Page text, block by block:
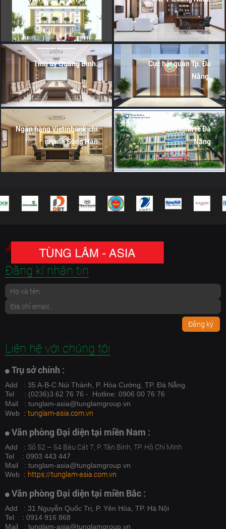
Tỉnh ủy Quảng Bình.
Cục hải quan Tp. Đà
Nẵng.
Ngân hàng Vietinbank chi
nhánh Sông Hàn
Trường ĐH Kinh tế Đà
Nẵng
Đăng kí nhận tin
Đăng ký
Liên hệ với chúng tôi
Trụ sở chính :
Add : 35 A-B-C Núi Thành, P. Hòa Cường, TP. Đà Nẵng
Tel
: (0236)3.62 76 76 - Hotline: 0906 00 76 76
Mail
: tunglam-asia@tunglamgroup.vn
Web : tunglam-asia.com.vn
Văn phòng Đại diện tại miền Nam :
Add : Số 52 – 54 Bàu Cát 7, P. Tân Bình, TP. Hồ Chí Minh
Tel : 0903 443 447
Mail : tunglam-asia@tunglamgroup.vn
Web : https://tunglam-asia.com.vn
Văn phòng Đại diện tại miền Bắc :
Add : 31 Nguyễn Quốc Trị, P. Yên Hòa, TP. Hà Nội
Tel : 0914 916 868
Mail : tunglam-asia@tunglamgroup.vn